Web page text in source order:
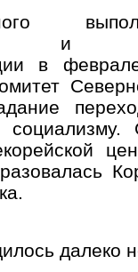
и
в
далеко